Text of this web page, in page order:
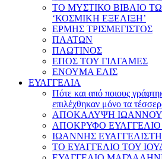
ΤΟ ΜΥΣΤΙΚΟ ΒΙΒΛΙΟ
‘ΚΟΣΜΙΚΗ ΕΞΕΛΙΞΗ’
ΕΡΜΗΣ ΤΡΙΣΜΕΓΙΣΤΟΣ
ΠΛΑΤΩΝ
ΠΛΩΤΙΝΟΣ
ΕΠΟΣ ΤΟΥ ΓΙΛΓΑΜΕΣ
ΕΝΟΥΜΑ ΕΛΙΣ
ΕΥΑΓΓΕΛΙΑ
Πότε και από ποιους
επιλέχθηκαν μόνο τα
ΑΠΟΚΑΛΥΨΗ ΙΩΑΝΝΟΥ
ΑΠΟΚΡΥΦΟ
ΙΩΑΝΝΗΣ
ΤΟ ΕΥΑΓΓΕΛΙΟ ΤΟΥ